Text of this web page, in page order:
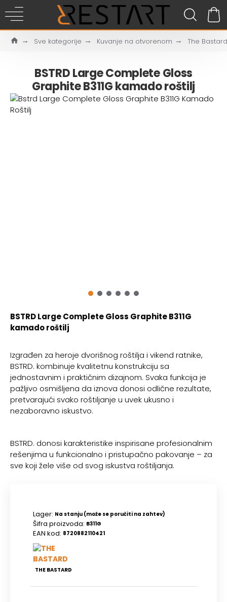
Sve kategorije Kuvanje na otvorenom The
BSTRD Large Complete Gloss
Graphite B311G kamado roštilj
BSTRD Large Complete Gloss Graphite B311G
kamado roštilj
Izgrađen za heroje dvorišnog roštilja i vikend ratnike,
BSTRD. kombinuje kvalitetnu konstrukciju sa
jednostavnim i praktičnim dizajnom. Svaka funkcija je
pažljivo osmišljena da iznova donosi odlične rezultate,
pretvarajući svako roštiljanje u uvek ukusno i
nezaboravno iskustvo.
BSTRD. donosi karakteristike inspirisane profesionalnim
rešenjima u funkcionalno i pristupačno pakovanje – za
sve koji žele više od svog iskustva roštiljanja.
Lager: Na stanju (može se poručiti na zahtev)
Šifra proizvoda: B311G
EAN kod: 8720882110421
THE BASTARD